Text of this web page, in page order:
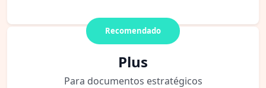
Recomendado
Plus
Para documentos estratégicos